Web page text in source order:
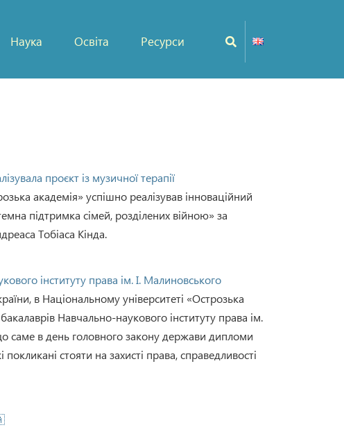
Наука Освіта Ресурси
проєкт із музичної терапії
академія» успішно реалізував інноваційний
підтримка сімей, розділених війною» за
Тобіаса Кінда.
інституту права ім. І. Малиновського
в Національному університеті «Острозька
Навчально-наукового інституту права ім.
саме в день головного закону держави дипломи
стояти на захисті права, справедливості